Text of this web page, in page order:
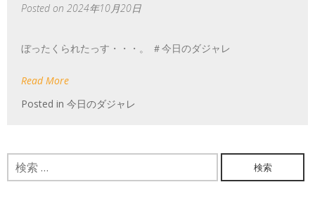
Posted on 2024年10月20日
ぼったくられたっす・・・。 ＃今日のダジャレ
Read More
Posted in 今日のダジャレ
検
索: